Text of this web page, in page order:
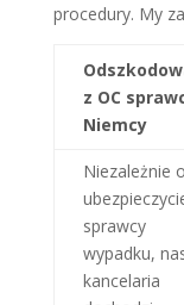
procedury. My
z OC
Niemcy
Niezależnie
sprawcy
wypadku,
kancelaria